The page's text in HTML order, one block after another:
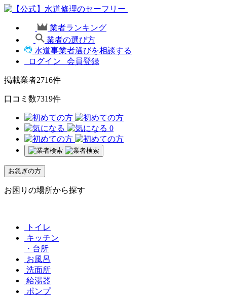
業者ランキング
業者の選び方
水道事業者選びを相談する
ログイン
会員登録
掲載業者2716件
口コミ数7319件
0
お急ぎの方
お困りの場所から探す
トイレ
キッチン
・台所
お風呂
洗面所
給湯器
ポンプ